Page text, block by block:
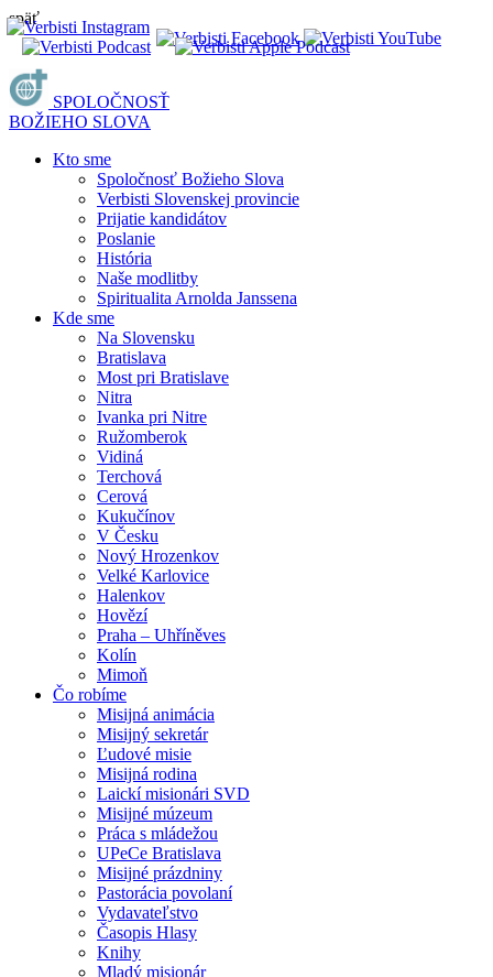
späť
SPOLOČNOSŤ
BOŽIEHO SLOVA
Kto sme
Spoločnosť Božieho Slova
Verbisti Slovenskej provincie
Prijatie kandidátov
Poslanie
História
Naše modlitby
Spiritualita Arnolda Janssena
Kde sme
Na Slovensku
Bratislava
Most pri Bratislave
Nitra
Ivanka pri Nitre
Ružomberok
Vidiná
Terchová
Cerová
Kukučínov
V Česku
Nový Hrozenkov
Velké Karlovice
Halenkov
Hovězí
Praha – Uhříněves
Kolín
Mimoň
Čo robíme
Misijná animácia
Misijný sekretár
Ľudové misie
Misijná rodina
Laickí misionári SVD
Misijné múzeum
Práca s mládežou
UPeCe Bratislava
Misijné prázdniny
Pastorácia povolaní
Vydavateľstvo
Časopis Hlasy
Knihy
Mladý misionár